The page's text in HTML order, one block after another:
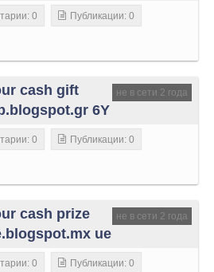
0 Публикации: 0
не в сети 2 года
cash gift
6Y
0 Публикации: 0
не в сети 2 года
cash prize
ue
0 Публикации: 0